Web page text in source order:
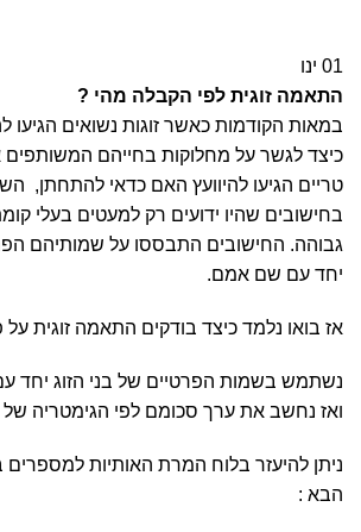
01 ינו
התאמה זוגית לפי הקבלה מהי ?
במאות הקודמות כאשר זוגות נשואים הגיעו
כיצד לגשר על מחלוקות בחייהם המשותפים
טריים הגיעו להיוועץ האם כדאי להתחתן,
בחישובים שהיו ידועים רק למעטים בעלי
גבוהה. החישובים התבססו על שמותיהם
יחד עם שם אמם.
אז בואו נלמד כיצד בודקים התאמה זוגית
נשתמש בשמות הפרטיים של בני הזוג יחד
ואז נחשב את ערך סכומם לפי הגימטריה של
ניתן להיעזר בלוח המרת האותיות
הבא :